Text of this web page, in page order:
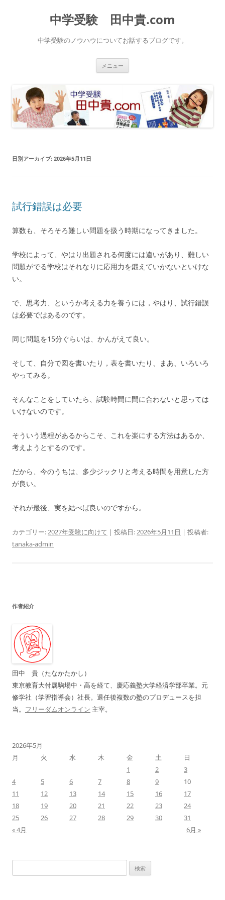
中学受験 田中貴.com
中学受験のノウハウについてお話するブログです。
メニュー
ス
キ
ッ
プ
日別アーカイブ: 2026年5月11日
試行錯誤は必要
算数も、そろそろ難しい問題を扱う時期になってきました。
学校によって、やはり出題される何度には違いがあり、難しい
問題がでる学校はそれなりに応用力を鍛えていかないといけな
い。
で、思考力、というか考える力を養うには，やはり、試行錯誤
は必要ではあるのです。
同じ問題を15分ぐらいは、かんがえて良い。
そして、自分で図を書いたり，表を書いたり、まあ、いろいろ
やってみる。
そんなことをしていたら、試験時間に間に合わないと思っては
いけないのです。
そういう過程があるからこそ、これを楽にする方法はあるか、
考えようとするのです。
だから、今のうちは、多少ジックリと考える時間を用意した方
が良い。
それが最後、実を結べば良いのですから。
カテゴリー:2027年受験に向けて | 投稿日:2026年5月11日 | 投稿者:
tanaka-admin
作者紹介
田中 貴（たなかたかし）
東京教育大付属駒場中・高を経て、慶応義塾大学経済学部卒業。元
修学社（学習指導会）社長。退任後複数の塾のプロデュースを担
当。 フリーダムオンライン 主宰。
2026年5月
月
火 水 木 金 土
日
1
2
3
4
5 6 7 8 9
10
11
12 13 14 15 16
17
18
19 20 21 22 23
24
25
26 27 28 29 30
31
« 4月
6月 »
索: